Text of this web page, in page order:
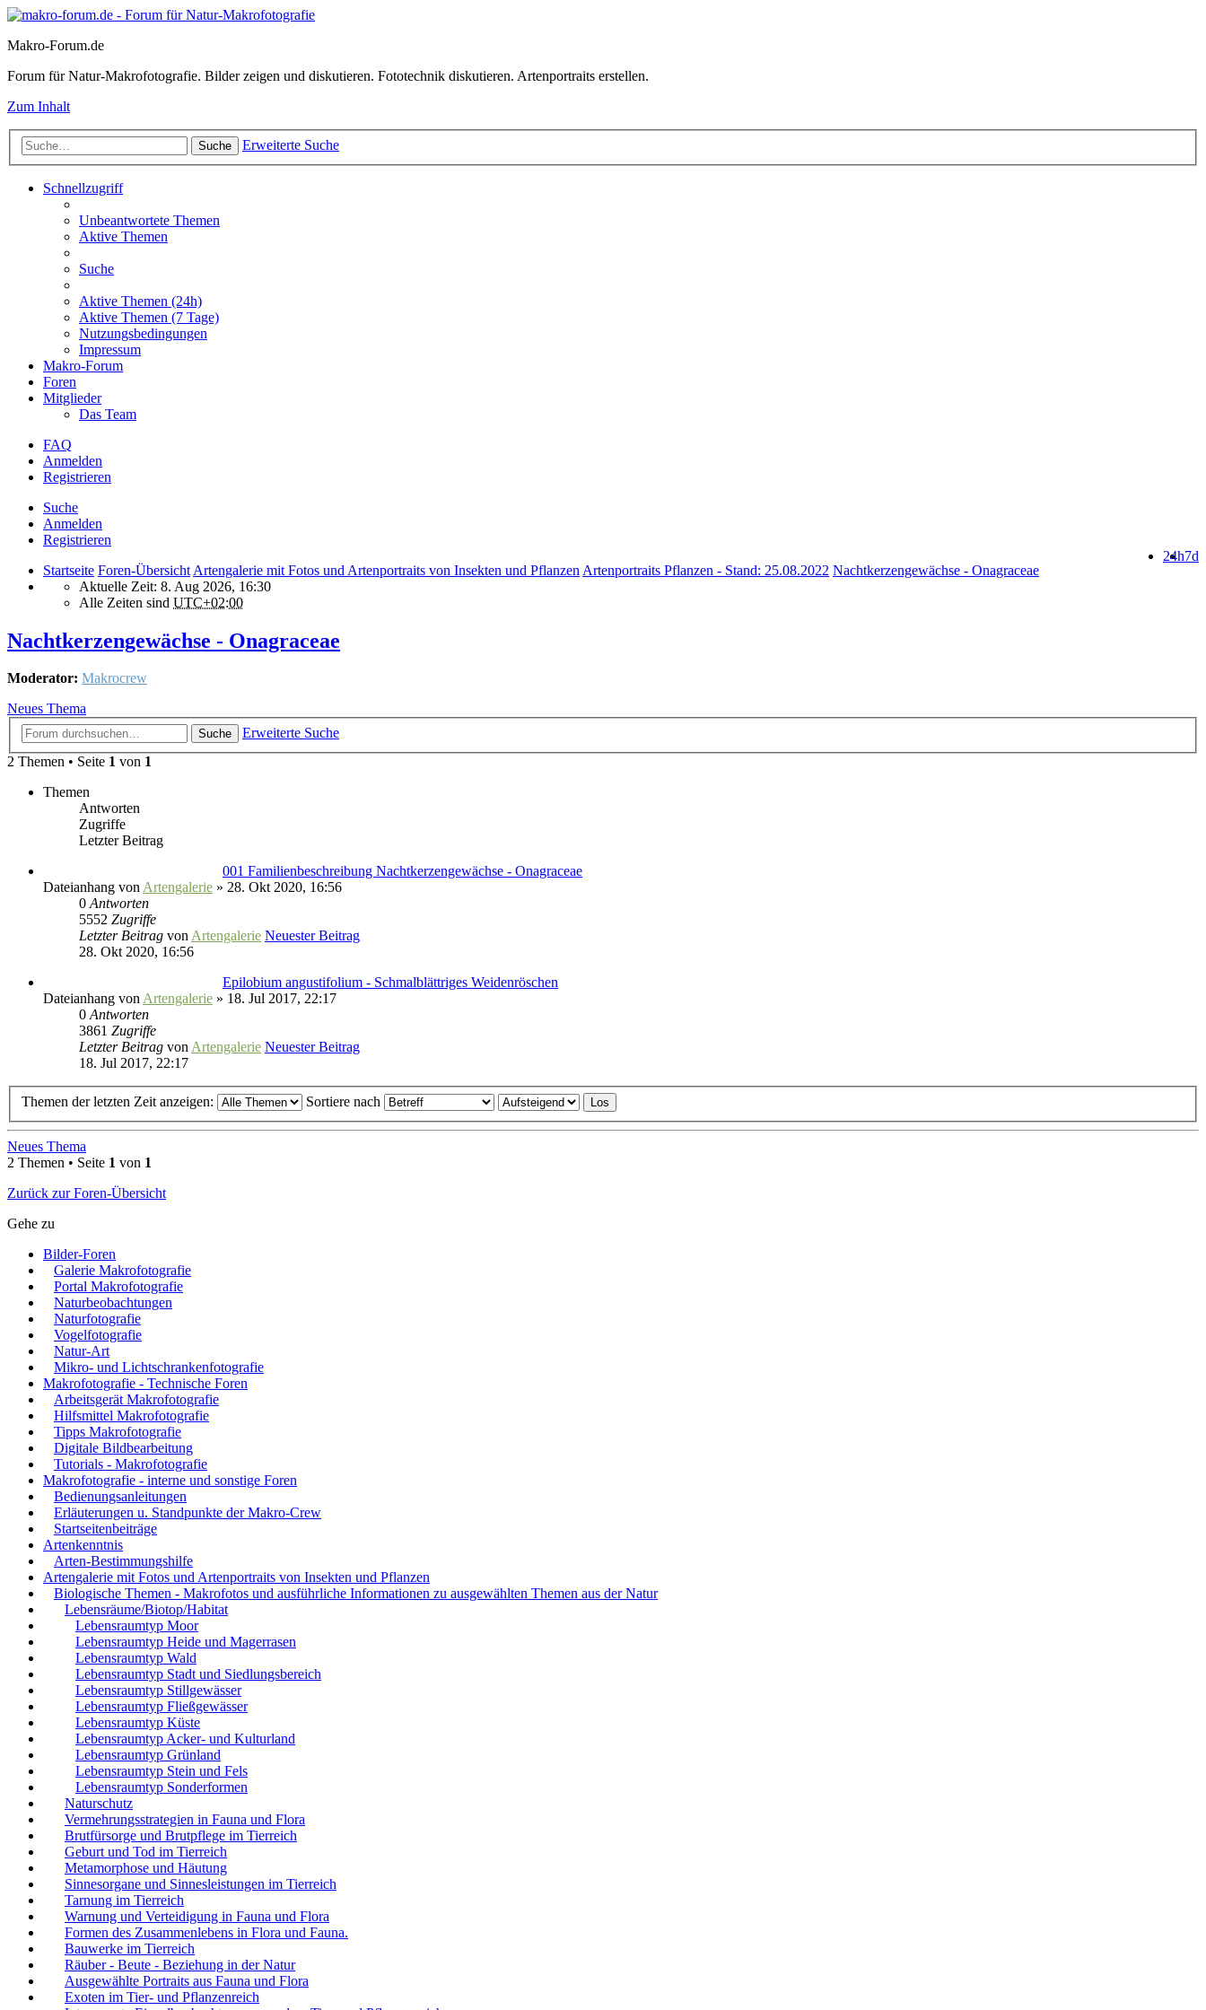
Makro-Forum.de
Forum für Natur-Makrofotografie. Bilder zeigen und diskutieren. Fototechnik diskutieren. Artenportraits erstellen.
Zum Inhalt
Suche Erweiterte Suche
Schnellzugriff
Unbeantwortete Themen
Aktive Themen
Suche
Aktive Themen (24h)
Aktive Themen (7 Tage)
Nutzungsbedingungen
Impressum
Makro-Forum
Foren
Mitglieder
Das Team
FAQ
Anmelden
Registrieren
Suche
Anmelden
Registrieren
7d
24h
Startseite Foren-Übersicht Artengalerie mit Fotos und Artenportraits von Insekten und Pflanzen Artenportraits Pflanzen - Stand: 25.08.2022 Nachtkerzengewächse - Onagraceae
Aktuelle Zeit: 8. Aug 2026, 16:30
Alle Zeiten sind UTC+02:00
Nachtkerzengewächse - Onagraceae
Moderator: Makrocrew
Neues Thema
Suche
Erweiterte Suche
2 Themen • Seite 1 von 1
Themen
Antworten
Zugriffe
Letzter Beitrag
001 Familienbeschreibung Nachtkerzengewächse - Onagraceae
Dateianhang von Artengalerie » 28. Okt 2020, 16:56
0 Antworten
5552 Zugriffe
Letzter Beitrag von Artengalerie Neuester Beitrag
28. Okt 2020, 16:56
Epilobium angustifolium - Schmalblättriges Weidenröschen
Dateianhang von Artengalerie » 18. Jul 2017, 22:17
0 Antworten
3861 Zugriffe
Letzter Beitrag von Artengalerie Neuester Beitrag
18. Jul 2017, 22:17
Themen der letzten Zeit anzeigen: Sortiere nach
Neues Thema
2 Themen • Seite 1 von 1
Zurück zur Foren-Übersicht
Gehe zu
Bilder-Foren
Galerie Makrofotografie
Portal Makrofotografie
Naturbeobachtungen
Naturfotografie
Vogelfotografie
Natur-Art
Mikro- und Lichtschrankenfotografie
Makrofotografie - Technische Foren
Arbeitsgerät Makrofotografie
Hilfsmittel Makrofotografie
Tipps Makrofotografie
Digitale Bildbearbeitung
Tutorials - Makrofotografie
Makrofotografie - interne und sonstige Foren
Bedienungsanleitungen
Erläuterungen u. Standpunkte der Makro-Crew
Startseitenbeiträge
Artenkenntnis
Arten-Bestimmungshilfe
Artengalerie mit Fotos und Artenportraits von Insekten und Pflanzen
Biologische Themen - Makrofotos und ausführliche Informationen zu ausgewählten Themen aus der Natur
Lebensräume/Biotop/Habitat
Lebensraumtyp Moor
Lebensraumtyp Heide und Magerrasen
Lebensraumtyp Wald
Lebensraumtyp Stadt und Siedlungsbereich
Lebensraumtyp Stillgewässer
Lebensraumtyp Fließgewässer
Lebensraumtyp Küste
Lebensraumtyp Acker- und Kulturland
Lebensraumtyp Grünland
Lebensraumtyp Stein und Fels
Lebensraumtyp Sonderformen
Naturschutz
Vermehrungsstrategien in Fauna und Flora
Brutfürsorge und Brutpflege im Tierreich
Geburt und Tod im Tierreich
Metamorphose und Häutung
Sinnesorgane und Sinnesleistungen im Tierreich
Tarnung im Tierreich
Warnung und Verteidigung in Fauna und Flora
Formen des Zusammenlebens in Flora und Fauna.
Bauwerke im Tierreich
Räuber - Beute - Beziehung in der Natur
Ausgewählte Portraits aus Fauna und Flora
Exoten im Tier- und Pflanzenreich